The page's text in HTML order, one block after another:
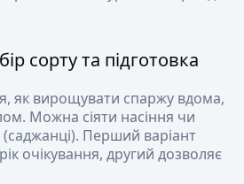
сорту та підготовка
як вирощувати спаржу вдома,
Можна сіяти насіння чи
Перший варіант
очікування, другий дозволяє